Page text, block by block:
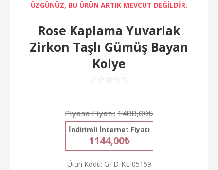
ÜZGÜNÜZ, BU ÜRÜN ARTIK MEVCUT DEĞİLDİR.
Rose Kaplama Yuvarlak
Zirkon Taşlı Gümüş Bayan
Kolye
Piyasa Fiyatı:1488,00₺
İndirimli İnternet Fiyatı
1144,00₺
Ürün Kodu: GTD-KL-05159